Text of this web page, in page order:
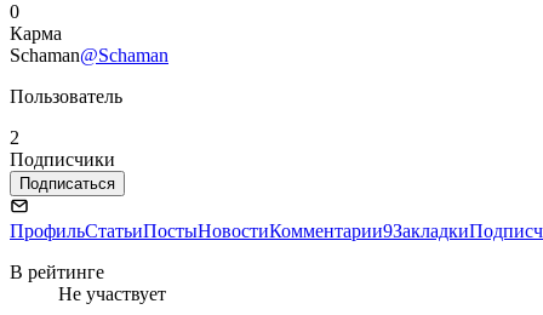
0
Карма
Schaman@Schaman
Пользователь
2
Подписчики
Подписаться
ПрофильСтатьиПостыНовостиКомментарии9Закладки
В рейтинге
Не участвует